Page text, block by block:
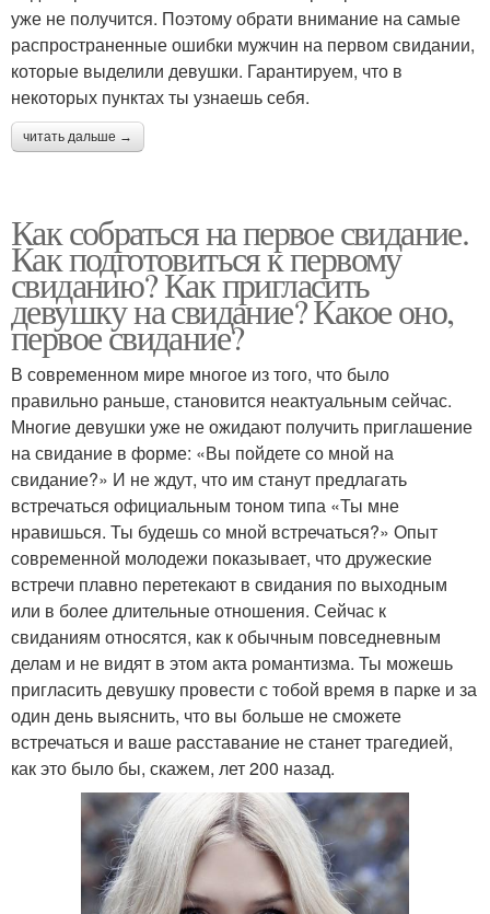
уже не получится. Поэтому обрати внимание на самые
распространенные ошибки мужчин на первом свидании,
которые выделили девушки. Гарантируем, что в
некоторых пунктах ты узнаешь себя.
читать дальше →
Как собраться на первое свидание.
Как подготовиться к первому
свиданию? Как пригласить
девушку на свидание? Какое оно,
первое свидание?
В современном мире многое из того, что было
правильно раньше, становится неактуальным сейчас.
Многие девушки уже не ожидают получить приглашение
на свидание в форме: «Вы пойдете со мной на
свидание?» И не ждут, что им станут предлагать
встречаться официальным тоном типа «Ты мне
нравишься. Ты будешь со мной встречаться?» Опыт
современной молодежи показывает, что дружеские
встречи плавно перетекают в свидания по выходным
или в более длительные отношения. Сейчас к
свиданиям относятся, как к обычным повседневным
делам и не видят в этом акта романтизма. Ты можешь
пригласить девушку провести с тобой время в парке и за
один день выяснить, что вы больше не сможете
встречаться и ваше расставание не станет трагедией,
как это было бы, скажем, лет 200 назад.